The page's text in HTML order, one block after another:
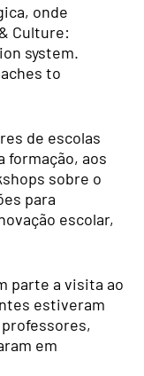
onde
Culture:
system.
to
de escolas
formação, aos
sobre o
para
escolar,
parte a visita ao
estiveram
em